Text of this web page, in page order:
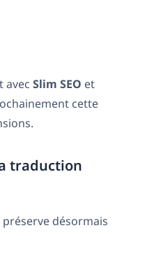
avec Slim SEO et
cette
traduction
désormais